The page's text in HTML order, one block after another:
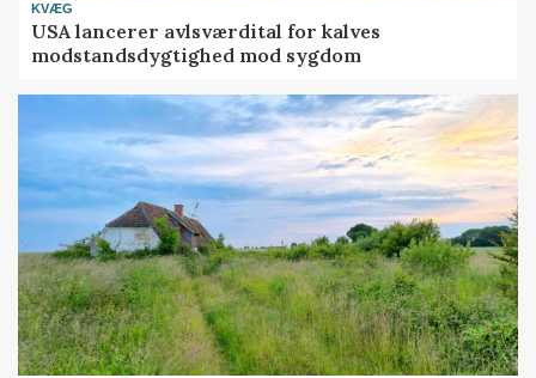
KVÆG
USA lancerer avlsværdital for kalves
modstandsdygtighed mod sygdom